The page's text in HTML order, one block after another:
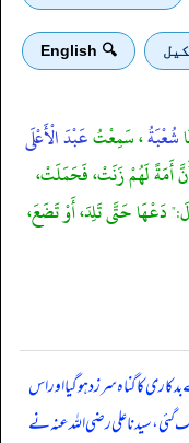
🔍 English
شُعْبَةُ، سَمِعْتُعَبْدَ الْأَعْلَى
أَمَةً لَهُمْ زَنَتْ، فَحَمَلَتْ،
دَعْهَا حَتَّى تَلِدَ، أَوْ تَضَعَ،
کا گناہ سرزد ہو گیا اور اس
سیدنا علی رضی اللہ عنہ نے